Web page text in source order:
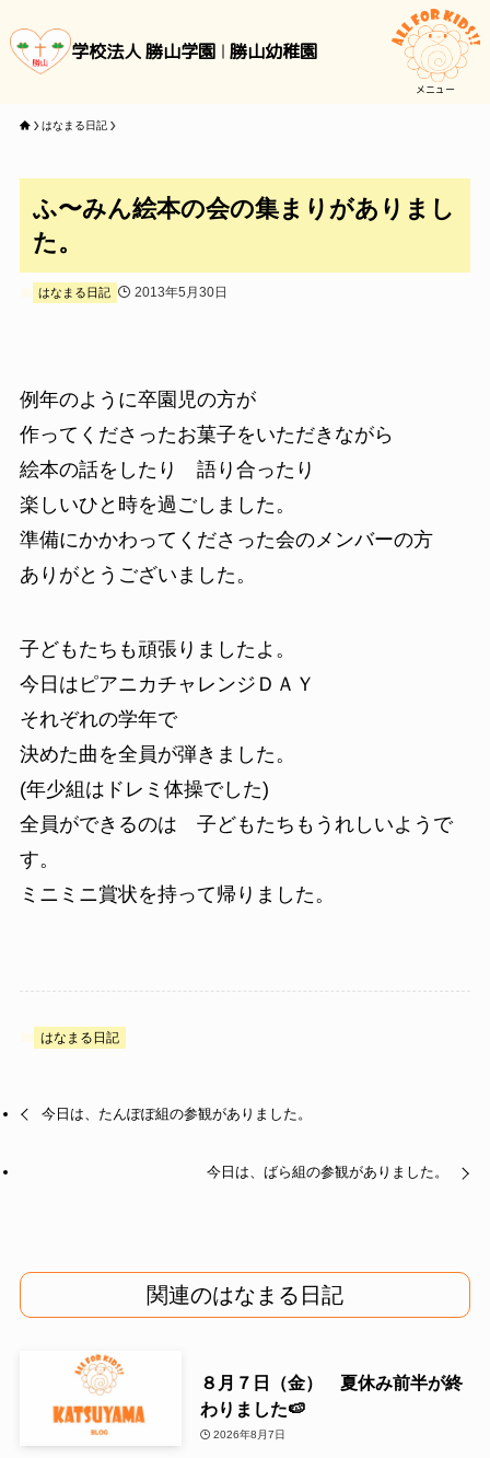
学校法人 勝山学園 勝山幼稚園
メニュー
はなまる日記
ふ〜みん絵本の会の集まりがありまし
た。
はなまる日記 2013年5月30日
例年のように卒園児の方が
作ってくださったお菓子をいただきながら
絵本の話をしたり 語り合ったり
楽しいひと時を過ごしました。
準備にかかわってくださった会のメンバーの方
ありがとうございました。
子どもたちも頑張りましたよ。
今日はピアニカチャレンジＤＡＹ
それぞれの学年で
決めた曲を全員が弾きました。
(年少組はドレミ体操でした)
全員ができるのは 子どもたちもうれしいようで
す。
ミニミニ賞状を持って帰りました。
はなまる日記
今日は、たんぽぽ組の参観がありました。
今日は、ばら組の参観がありました。
関連のはなまる日記
８月７日（金） 夏休み前半が終
わりました🍉
2026年8月7日